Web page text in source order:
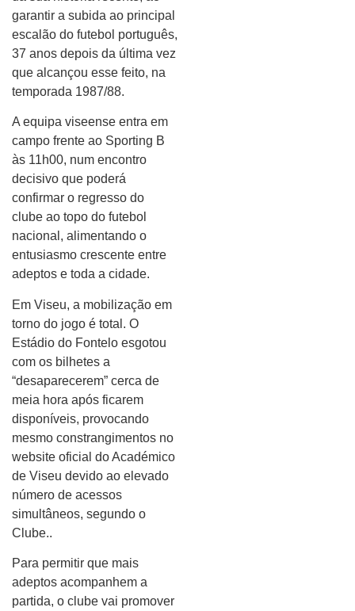
garantir a subida ao principal
escalão do futebol português,
37 anos depois da última vez
que alcançou esse feito, na
temporada 1987/88.
A equipa viseense entra em
campo frente ao Sporting B
às 11h00, num encontro
decisivo que poderá
confirmar o regresso do
clube ao topo do futebol
nacional, alimentando o
entusiasmo crescente entre
adeptos e toda a cidade.
Em Viseu, a mobilização em
torno do jogo é total. O
Estádio do Fontelo esgotou
com os bilhetes a
“desaparecerem” cerca de
meia hora após ficarem
disponíveis, provocando
mesmo constrangimentos no
website oficial do Académico
de Viseu devido ao elevado
número de acessos
simultâneos, segundo o
Clube..
Para permitir que mais
adeptos acompanhem a
partida, o clube vai promover